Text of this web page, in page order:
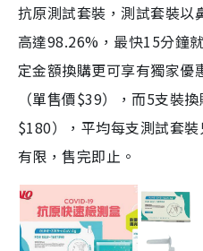
抗原測試套裝，測試套裝以
高達98.26%，最快15分鐘
定金額換購更可享有獨家
（單售價$39），而5支裝
$180），平均每支測試套
有限，售完即止。